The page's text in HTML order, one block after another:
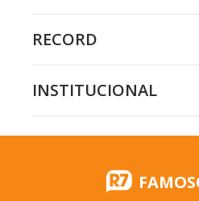
RECORD
INSTITUCIONAL